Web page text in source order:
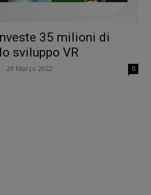
35 milioni di
sviluppo VR
29 Marzo 2022 0